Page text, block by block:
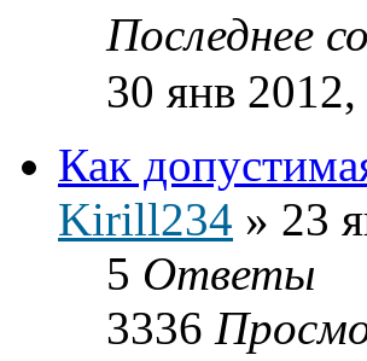
Последнее
30 янв
Как
Kirill234 » 23
5 Ответы
3336